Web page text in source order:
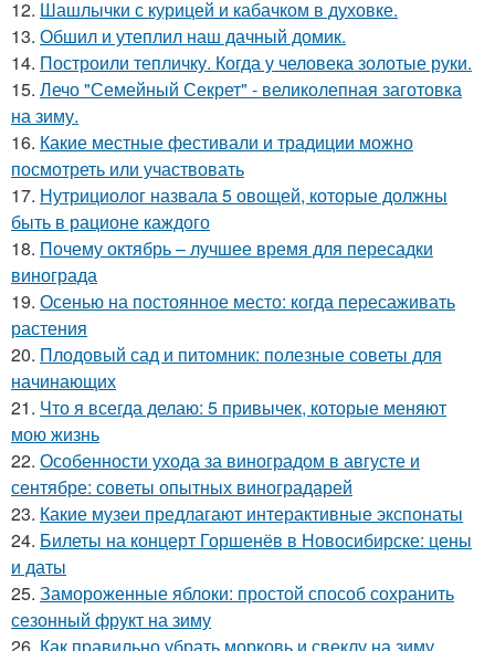
12. Шашлычки с курицей и кабачком в духовке.
13. Обшил и утеплил наш дачный домик.
14. Построили тепличку. Когда у человека золотые руки.
15. Лечо "Семейный Секрет" - великолепная заготовка
на зиму.
16. Какие местные фестивали и традиции можно
посмотреть или участвовать
17. Нутрициолог назвала 5 овощей, которые должны
быть в рационе каждого
18. Почему октябрь – лучшее время для пересадки
винограда
19. Осенью на постоянное место: когда пересаживать
растения
20. Плодовый сад и питомник: полезные советы для
начинающих
21. Что я всегда делаю: 5 привычек, которые меняют
мою жизнь
22. Особенности ухода за виноградом в августе и
сентябре: советы опытных виноградарей
23. Какие музеи предлагают интерактивные экспонаты
24. Билеты на концерт Горшенёв в Новосибирске: цены
и даты
25. Замороженные яблоки: простой способ сохранить
сезонный фрукт на зиму
26. Как правильно убрать морковь и свеклу на зиму